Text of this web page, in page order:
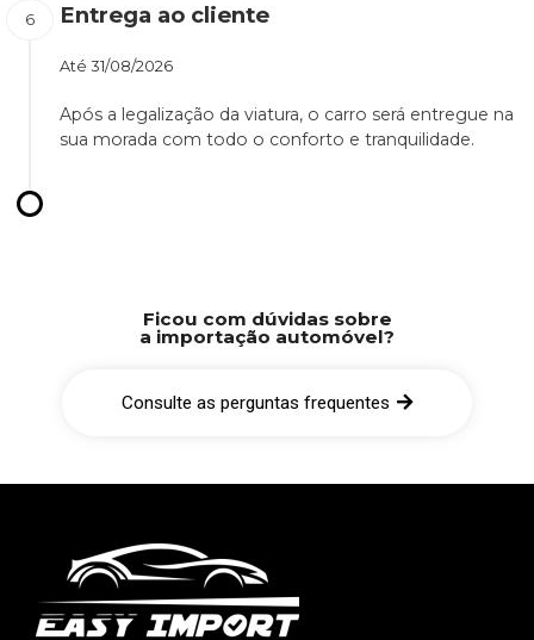
Entrega ao cliente
Até 31/08/2026
Após a legalização da viatura, o carro será entregue na
sua morada com todo o conforto e tranquilidade.
Ficou com dúvidas sobre
a importação automóvel?
Consulte as perguntas frequentes